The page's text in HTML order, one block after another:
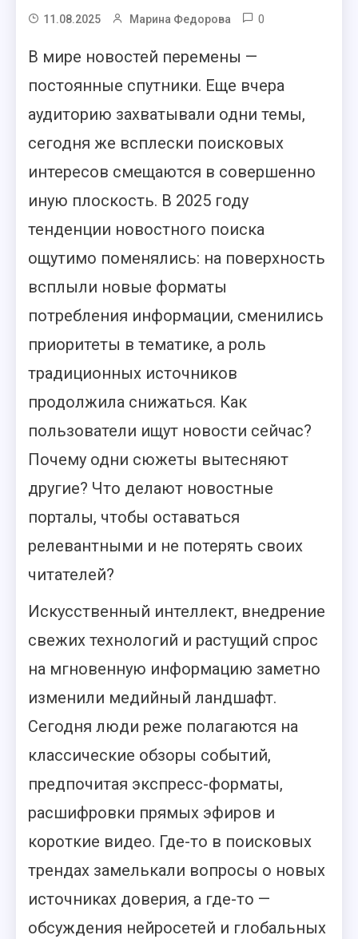
11.08.2025 Марина Федорова 0
В мире новостей перемены —
постоянные спутники. Еще вчера
аудиторию захватывали одни темы,
сегодня же всплески поисковых
интересов смещаются в совершенно
иную плоскость. В 2025 году
тенденции новостного поиска
ощутимо поменялись: на поверхность
всплыли новые форматы
потребления информации, сменились
приоритеты в тематике, а роль
традиционных источников
продолжила снижаться. Как
пользователи ищут новости сейчас?
Почему одни сюжеты вытесняют
другие? Что делают новостные
порталы, чтобы оставаться
релевантными и не потерять своих
читателей?
Искусственный интеллект, внедрение
свежих технологий и растущий спрос
на мгновенную информацию заметно
изменили медийный ландшафт.
Сегодня люди реже полагаются на
классические обзоры событий,
предпочитая экспресс-форматы,
расшифровки прямых эфиров и
короткие видео. Где-то в поисковых
трендах замелькали вопросы о новых
источниках доверия, а где-то —
обсуждения нейросетей и глобальных